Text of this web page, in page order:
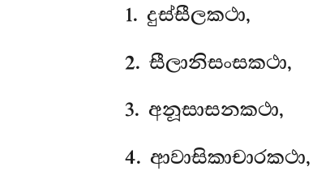
1. දුස්සීලකථා,
2. සීලානිසංසකථා,
3. අනූසාසනකථා,
4. ආවාසිකාචාරකථා,